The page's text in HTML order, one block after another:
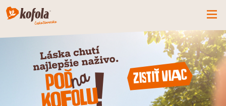
ČO MÁME NOVÉ
SPOZNAJ FIRMU
KOFOLA
PRODUKTY
Zistiť viac